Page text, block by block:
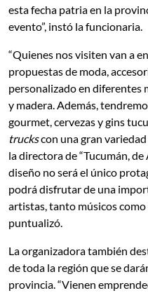
esta fecha patria en la
evento”, instó la funcionaria.
“Quienes nos visiten van a
propuestas de moda,
personalizado en diferentes
y madera. Además,
gourmet, cervezas y gins
truckscon una gran
la directora de “Tucumán,
diseño no será el único
podrá disfrutar de una
artistas, tanto músicos como
puntualizó.
La organizadora también
de toda la región que se
provincia. “Vienen